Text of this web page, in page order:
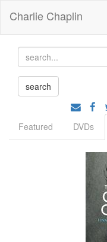
Charlie Chaplin
Featured
DVDs